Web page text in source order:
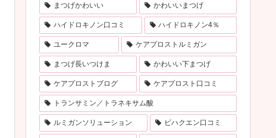
まつげかわいい かわいいまつげ
ハイドロキノン口コミ ハイドロキノン4％
ユークロマ ケアプロストルミガン
まつげ長いつけま かわいい下まつげ
ケアプロストブログ ケアプロスト口コミ
トランサミン／トラネキサム酸
ルミガンソリューション ビハクエン口コミ